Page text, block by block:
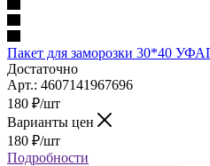
Пакет для заморозки 30*40
Достаточно
Арт.: 4607141967696
180 ₽/шт
Варианты цен
180 ₽/шт
Подробности